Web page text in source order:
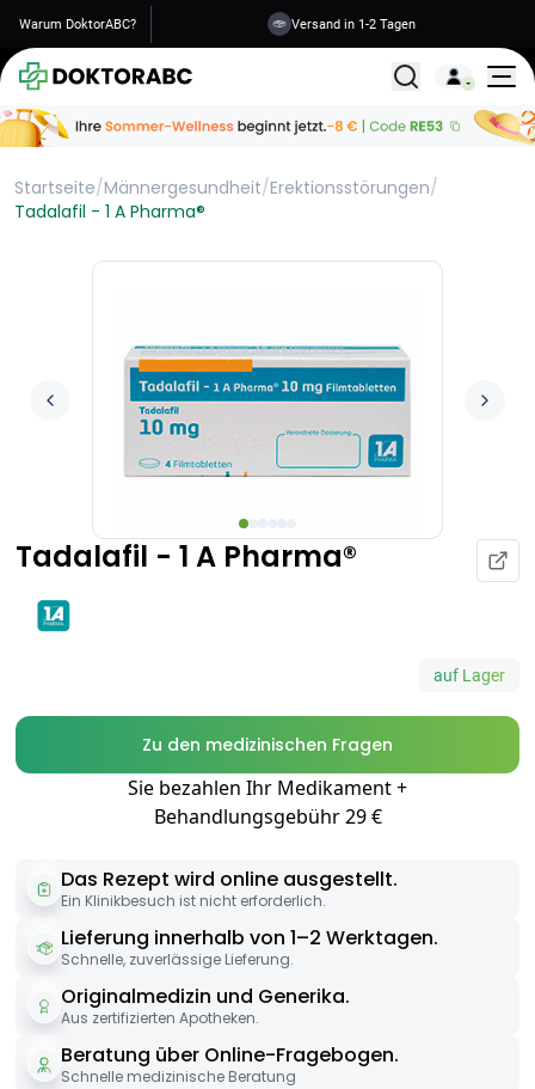
Warum DoktorABC? Versand in 1-2 Tagen
Alle
Startseite/Männergesundheit/Erektionsstörungen/
Tadalafil - 1 A Pharma®
Tadalafil - 1 A Pharma®
auf Lager
Zu den medizinischen Fragen
Sie bezahlen Ihr Medikament +
Behandlungsgebühr 29 €
Das Rezept wird online ausgestellt.
Ein Klinikbesuch ist nicht erforderlich.
Lieferung innerhalb von 1–2 Werktagen.
Schnelle, zuverlässige Lieferung.
Originalmedizin und Generika.
Aus zertifizierten Apotheken.
Beratung über Online-Fragebogen.
Schnelle medizinische Beratung